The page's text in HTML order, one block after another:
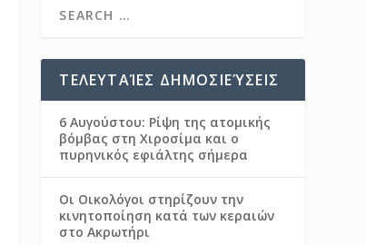
ΤΕΛΕΥΤΑΊΕΣ ΔΗΜΟΣΙΕΎΣΕΙΣ
6 Αυγούστου: Ρίψη της ατομικής
βόμβας στη Χιροσίμα και ο
πυρηνικός εφιάλτης σήμερα
Οι Οικολόγοι στηρίζουν την
κινητοποίηση κατά των κεραιών
στο Ακρωτήρι